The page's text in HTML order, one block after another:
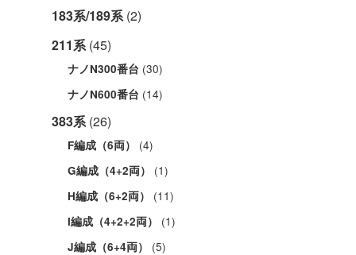
183系/189系(2)
211系(45)
ナノN300番台 (30)
ナノN600番台 (14)
383系(26)
F編成（6両） (4)
G編成（4+2両） (1)
H編成（6+2両） (11)
I編成（4+2+2両） (1)
J編成（6+4両） (5)